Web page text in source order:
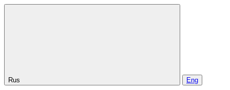
Rus Eng